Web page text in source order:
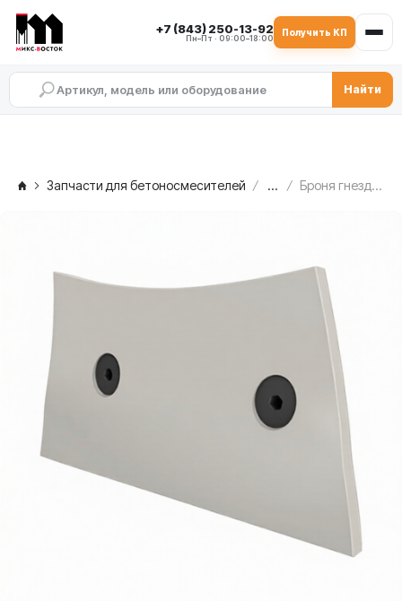
+7 (843) 250-13-92
Пн–Пт · 09:00–18:00
Получить КП
Найти
Запчасти для бетоносмесителей ... Броня гнезда боковая левая (01-225-S01/06-04 / 217-S01/15-08) MEKA MB 1.0, 1004071